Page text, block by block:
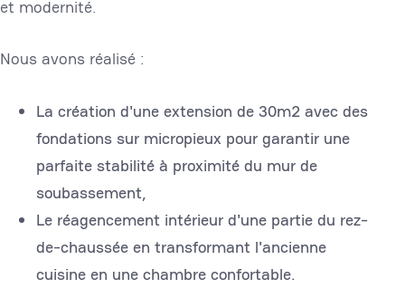
et modernité.
Nous avons réalisé :
La création d'une extension de 30m2 avec des
fondations sur micropieux pour garantir une
parfaite stabilité à proximité du mur de
soubassement,
Le réagencement intérieur d'une partie du rez-
de-chaussée en transformant l'ancienne
cuisine en une chambre confortable.